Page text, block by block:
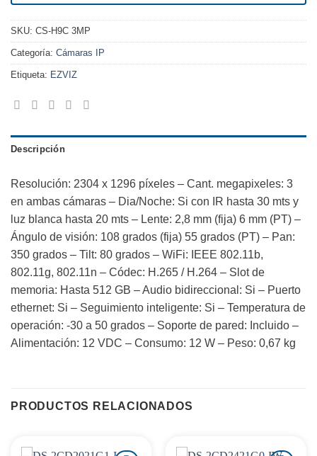
SKU: CS-H9C 3MP
Categoría: Cámaras IP
Etiqueta: EZVIZ
Descripción
Resolución: 2304 x 1296 píxeles – Cant. megapixeles: 3
en ambas cámaras – Dia/Noche: Si con IR hasta 30 mts y
luz blanca hasta 20 mts – Lente: 2,8 mm (fija) 6 mm (PT) –
Ángulo de visión: 108 grados (fija) 55 grados (PT) – Pan:
350 grados – Tilt: 80 grados – WiFi: IEEE 802.11b,
802.11g, 802.11n – Códec: H.265 / H.264 – Slot de
memoria: Hasta 512 GB – Audio bidireccional: Si – Puerto
ethernet: Si – Seguimiento inteligente: Si – Temperatura de
operación: -30 a 50 grados – Soporte de pared: Incluido –
Alimentación: 12 VDC – Consumo: 12 W – Peso: 0,67 kg
PRODUCTOS RELACIONADOS